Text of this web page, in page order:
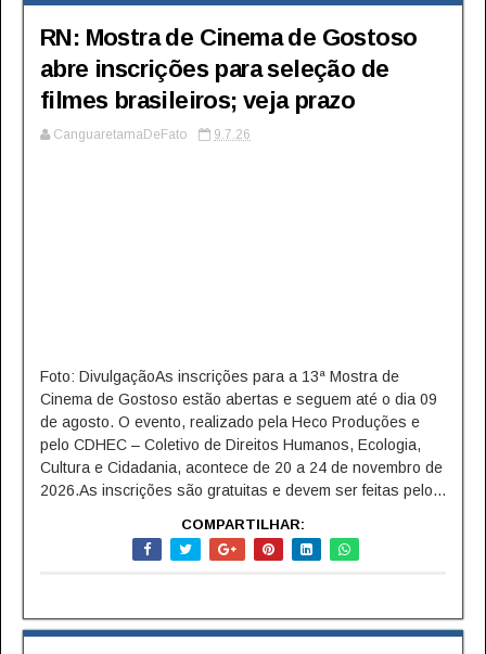
RN: Mostra de Cinema de Gostoso
abre inscrições para seleção de
filmes brasileiros; veja prazo
CanguaretamaDeFato 9.7.26
Foto: DivulgaçãoAs inscrições para a 13ª Mostra de
Cinema de Gostoso estão abertas e seguem até o dia 09
de agosto. O evento, realizado pela Heco Produções e
pelo CDHEC – Coletivo de Direitos Humanos, Ecologia,
Cultura e Cidadania, acontece de 20 a 24 de novembro de
2026.As inscrições são gratuitas e devem ser feitas pelo...
COMPARTILHAR: